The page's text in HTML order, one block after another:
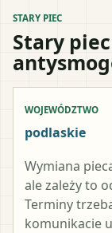
STARY PIEC
Stary
WOJEWÓDZTWO
podlaskie
Wymiana
ale zależy to
Terminy
komunikacie